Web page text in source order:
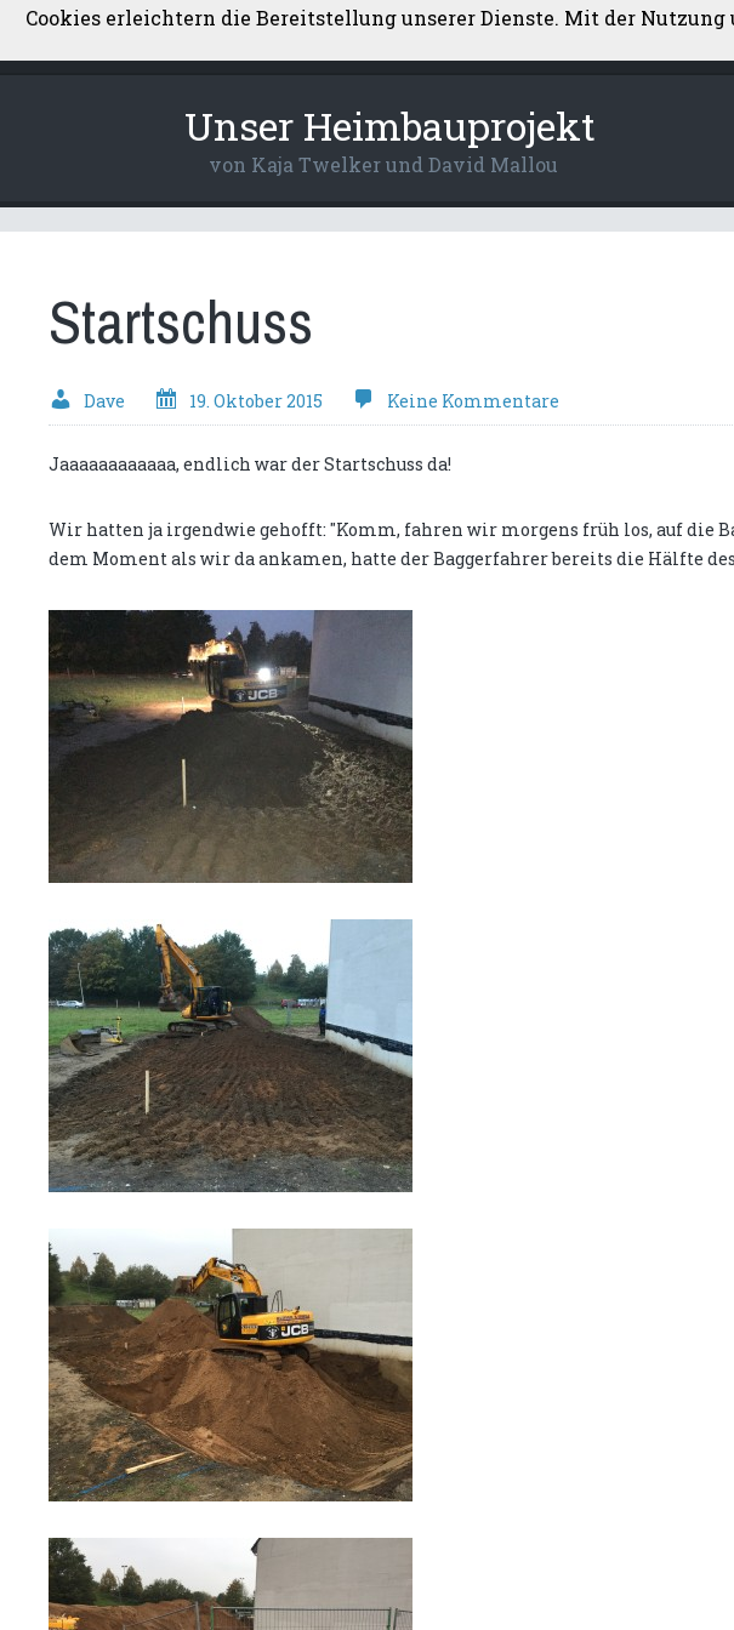
Aufstellung
Unser Heimbauprojekt
von Kaja Twelker und David Mallou
Startschuss
Dave 19. Oktober 2015 Keine Kommentare
Jaaaaaaaaaaaa, endlich war der Startschuss da!
Wir hatten ja irgendwie gehofft: "Komm, fahren wir morgens früh los, auf die
dem Moment als wir da ankamen, hatte der Baggerfahrer bereits die Hälfte
Cookies erleichtern die Bereitstellung unserer Dienste. Mit der